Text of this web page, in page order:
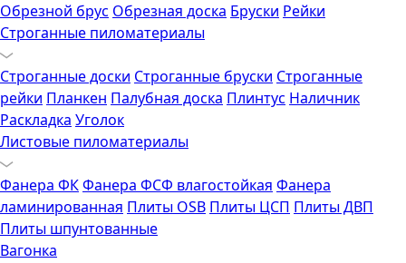
Обрезной брус Обрезная доска Бруски Рейки
Строганные пиломатериалы
Строганные доски Строганные бруски Строганные
рейки Планкен Палубная доска Плинтус Наличник
Раскладка Уголок
Листовые пиломатериалы
Фанера ФКФанера ФСФ влагостойкая Фанера
ламинированная Плиты OSB Плиты ЦСП Плиты ДВП
Плиты шпунтованные
Вагонка